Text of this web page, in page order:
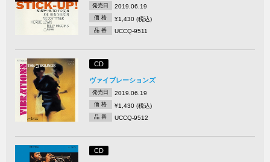
発売日 2019.06.19
価 格 ¥1,430 (税込)
品 番 UCCQ-9511
CD
ヴァイブレーションズ
発売日 2019.06.19
価 格 ¥1,430 (税込)
品 番 UCCQ-9512
CD